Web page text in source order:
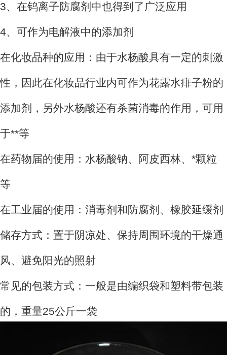
3、在钨离子防腐剂中也得到了广泛应用
4、可作为电解液中的添加剂
在化妆品种的应用：由于水杨酸具有一定的刺激
性，因此在化妆品行业内可作为花露水痱子粉的
添加剂，另外水杨酸还有杀菌消毒的作用，可用
于**等
在药物届的使用：水杨酸钠、阿皮西林、*颗粒
等
在工业届的使用：消毒剂和防腐剂、橡胶延缓剂
储存方式：置于阴凉处、保持周围环境的干燥通
风、避免阳光的照射
常见的包装方式：一般是由编织袋和塑料带包装
的，重量25公斤一袋